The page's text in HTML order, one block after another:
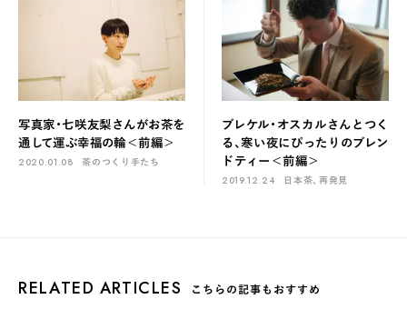
写真家・七咲友梨さんがお茶を
通して運ぶ幸福の輪＜前編＞
2020.01.08 茶のつくり手たち
ブレケル・オスカルさんとつく
る、寒い夜にぴったりのブレン
ドティー＜前編＞
2019.12.24 日本茶、再発見
RELATED ARTICLES こちらの記事もおすすめ